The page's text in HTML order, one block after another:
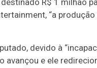
R$ 1 milhão
“a
devido à
avançou e ele